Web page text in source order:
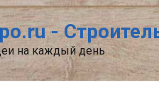
-
на каждый день